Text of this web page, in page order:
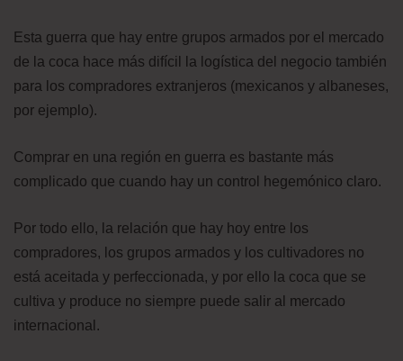
Esta guerra que hay entre grupos armados por el mercado
de la coca hace más difícil la logística del negocio también
para los compradores extranjeros (mexicanos y albaneses,
por ejemplo).
Comprar en una región en guerra es bastante más
complicado que cuando hay un control hegemónico claro.
Por todo ello, la relación que hay hoy entre los
compradores, los grupos armados y los cultivadores no
está aceitada y perfeccionada, y por ello la coca que se
cultiva y produce no siempre puede salir al mercado
internacional.